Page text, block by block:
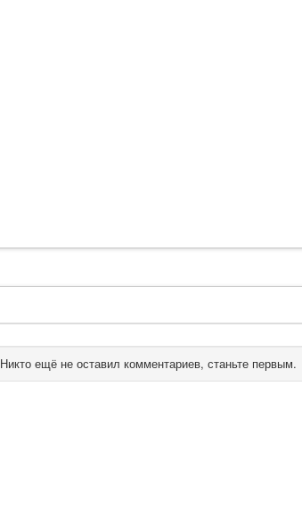
Никто ещё не оставил комментариев, станьте первым.